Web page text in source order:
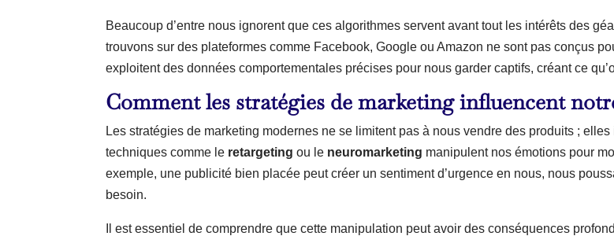
Beaucoup d’entre nous ignorent que ces algorithmes servent avant tout les intérêts des
trouvons sur des plateformes comme Facebook, Google ou Amazon ne sont pas conçus
exploitent des données comportementales précises pour nous garder captifs, créant ce
Comment les stratégies de marketing influencent
Les stratégies de marketing modernes ne se limitent pas à nous vendre des produits ;
techniques comme le retargeting ou le neuromarketing manipulent nos émotions pour
exemple, une publicité bien placée peut créer un sentiment d’urgence en nous, nous
besoin.
Il est essentiel de comprendre que cette manipulation peut avoir des conséquences